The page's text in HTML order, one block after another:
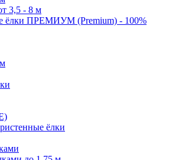
3,5 - 8 м
ёлки ПРЕМИУМ (Premium) - 100%
ёлки